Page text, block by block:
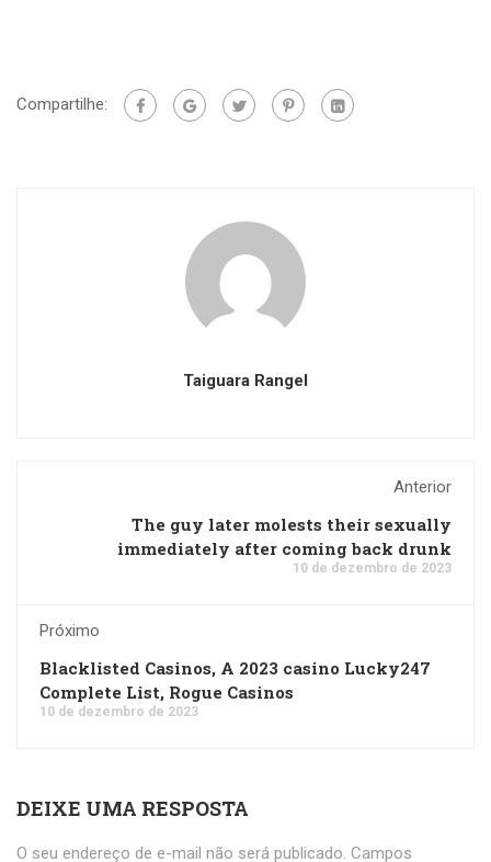
Compartilhe:
Taiguara Rangel
Anterior
The guy later molests their sexually
immediately after coming back drunk
10 de dezembro de 2023
Próximo
Blacklisted Casinos, A 2023 casino Lucky247
Complete List, Rogue Casinos
10 de dezembro de 2023
DEIXE UMA RESPOSTA
O seu endereço de e-mail não será publicado. Campos